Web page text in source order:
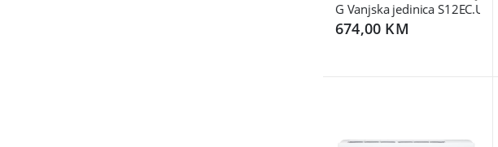
LG Vanjska jedinica S12EC.UA3S
674,00 KM